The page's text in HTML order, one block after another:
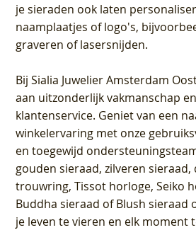
je sieraden ook laten
naamplaatjes of logo's,
graveren of lasersnijden.
BijSialia Juwelier Amsterdam
aan uitzonderlijk vakmanschap
klantenservice. Geniet van een
winkelervaring met onze
en toegewijd
gouden sieraad, zilveren
trouwring, Tissot horloge, Seiko
Buddha sieraad of Blush sieraad
je leven te vieren en elk moment